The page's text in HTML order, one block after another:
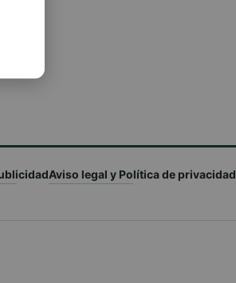
Aviso legal y Política de privacidad